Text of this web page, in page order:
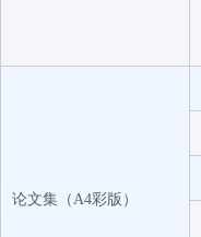
论文集（A4彩版）